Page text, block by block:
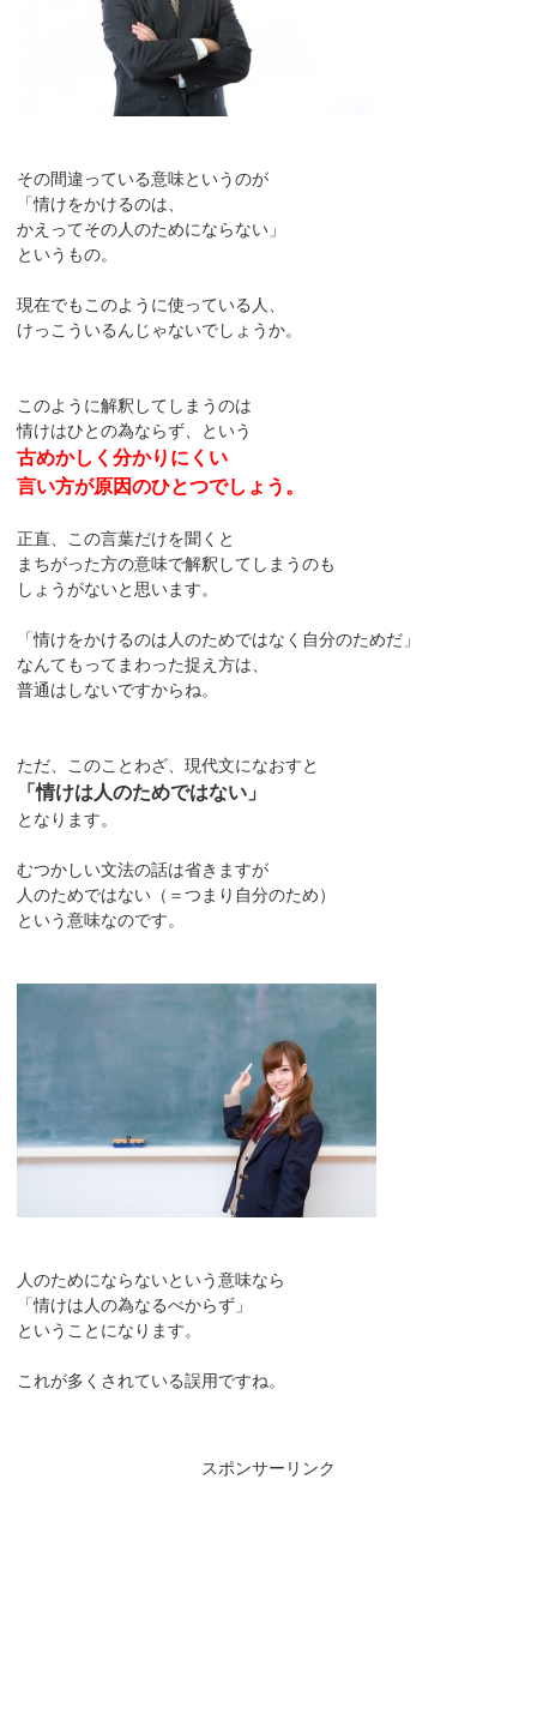
その間違っている意味というのが
「情けをかけるのは、
かえってその人のためにならない」
というもの。
現在でもこのように使っている人、
けっこういるんじゃないでしょうか。
このように解釈してしまうのは
情けはひとの為ならず、という
古めかしく分かりにくい
言い方が原因のひとつでしょう。
正直、この言葉だけを聞くと
まちがった方の意味で解釈してしまうのも
しょうがないと思います。
「情けをかけるのは人のためではなく自分のためだ」
なんてもってまわった捉え方は、
普通はしないですからね。
ただ、このことわざ、現代文になおすと
「情けは人のためではない」
となります。
むつかしい文法の話は省きますが
人のためではない（＝つまり自分のため）
という意味なのです。
人のためにならないという意味なら
「情けは人の為なるべからず」
ということになります。
これが多くされている誤用ですね。
スポンサーリンク